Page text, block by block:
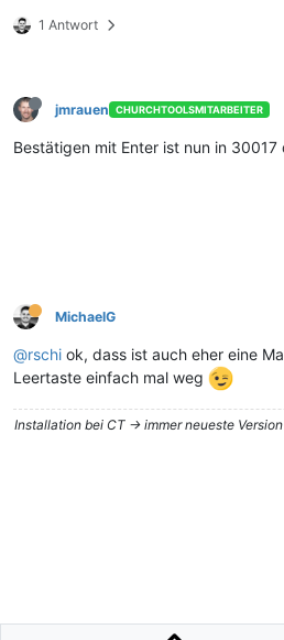
1 Antwort
jmrauen CHURCHTOOLSMITARBEITER
Bestätigen mit Enter ist nun in 30017
MichaelG
@rschi ok, dass ist auch eher eine
Leertaste einfach mal weg
Installation bei CT -> immer neueste Version